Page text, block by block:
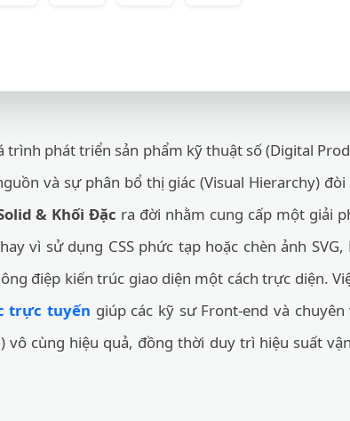
trình phát triển sản phẩm kỹ thuật số (Digital
và sự phân bổ thị giác (Visual Hierarchy)
& Khối Đặc ra đời nhằm cung cấp một giải
vì sử dụng CSS phức tạp hoặc chèn ảnh
điệp kiến trúc giao diện một cách trực diện.
trực tuyến giúp các kỹ sư Front-end và
vô cùng hiệu quả, đồng thời duy trì hiệu suất